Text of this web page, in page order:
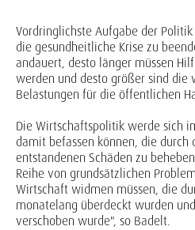
Vordringlichste Aufgabe der
die gesundheitliche Krise zu
andauert, desto länger müssen
werden und desto größer sind die
Belastungen für die öffentlichen
Die Wirtschaftspolitik werde sich
damit befassen können, die durch
entstandenen Schäden zu
Reihe von grundsätzlichen
Wirtschaft widmen müssen, die
monatelang überdeckt wurden
verschoben wurde", so Badelt.